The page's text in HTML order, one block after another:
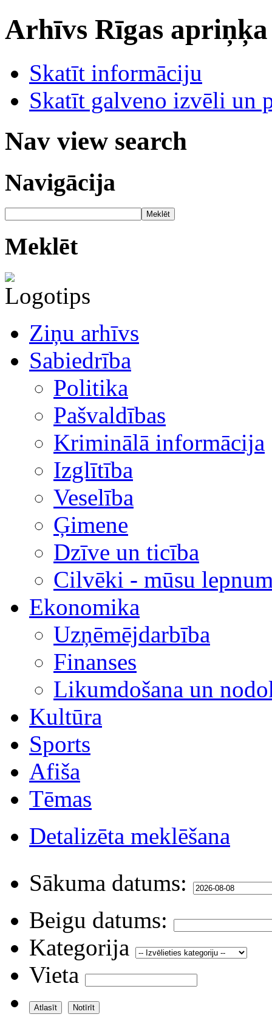
Arhīvs Rīgas
Skatīt informāciju
Skatīt galveno izvēli un
Nav view search
Navigācija
Meklēt
Meklēt
Ziņu arhīvs
Sabiedrība
Politika
Pašvaldības
Kriminālā informācija
Izglītība
Veselība
Ģimene
Dzīve un ticība
Cilvēki - mūsu
Ekonomika
Uzņēmējdarbība
Finanses
Likumdošana un
Kultūra
Sports
Afiša
Tēmas
Detalizēta meklēšana
Sākuma datums:
Beigu datums:
Kategorija
Vieta